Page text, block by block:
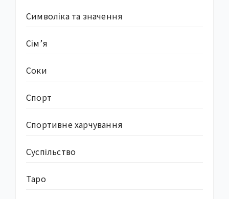
Символіка та значення
Сім’я
Соки
Спорт
Спортивне харчування
Суcпільство
Таро